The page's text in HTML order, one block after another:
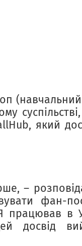
який
–
фан-
працював в
досвід